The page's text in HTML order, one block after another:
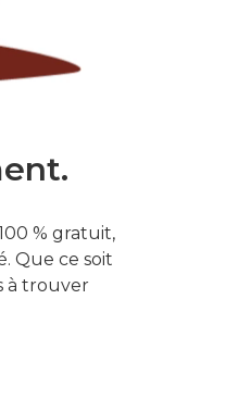
% gratuit,
Que ce soit
à trouver